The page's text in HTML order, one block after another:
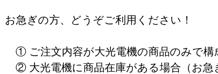
お急ぎの方、どうぞご利用ください！
① ご注文内容が大光電機の商品のみで構
② 大光電機に商品在庫がある場合（お急